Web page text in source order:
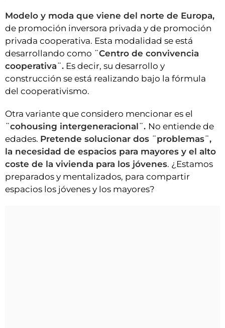
Modelo y moda que viene del norte de Europa,
de promoción inversora privada y de promoción
privada cooperativa. Esta modalidad se está
desarrollando como ¨Centro de convivencia
cooperativa¨. Es decir, su desarrollo y
construcción se está realizando bajo la fórmula
del cooperativismo.
Otra variante que considero mencionar es el
¨cohousing intergeneracional¨. No entiende de
edades. Pretende solucionar dos ¨problemas¨,
la necesidad de espacios para mayores y el alto
coste de la vivienda para los jóvenes. ¿Estamos
preparados y mentalizados, para compartir
espacios los jóvenes y los mayores?